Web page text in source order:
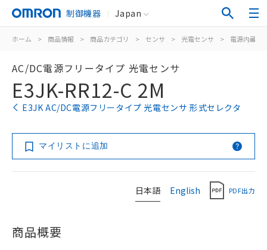
制御機器 Japan
ホーム > 商品情報 > 商品カテゴリ > センサ > 光電センサ > 電源内蔵形
AC/DC電源フリータイプ 光電センサ
E3JK-RR12-C 2M
E3JK AC/DC電源フリータイプ 光電センサ 形式セレクタ
マイリストに追加
日本語 English PDF出力
商品概要